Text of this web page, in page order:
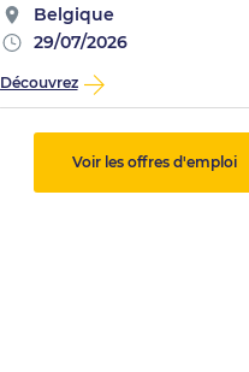
Belgique
29/07/2026
Découvrez
Voir les offres d'emploi